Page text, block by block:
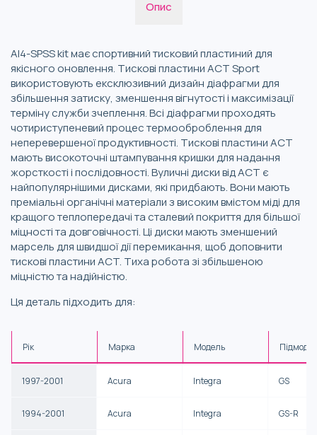
Опис
AI4-SPSS kit має спортивний тисковий пластиний для
якісного оновлення. Тискові пластини ACT Sport
використовують ексклюзивний дизайн діафрагми для
збільшення затиску, зменшення вігнутості і максимізації
терміну служби зчеплення. Всі діафрагми проходять
чотириступеневий процес термооброблення для
неперевершеної продуктивності. Тискові пластини ACT
мають високоточні штампування кришки для надання
жорсткості і послідовності. Вуличні диски від ACT є
найпопулярнішими дисками, які придбають. Вони мають
преміальні органічні матеріали з високим вмістом міді для
кращого теплопередачі та сталевий покриття для більшої
міцності та довговічності. Ці диски мають зменшений
марсель для швидшої дії перемикання, щоб доповнити
тискові пластини ACT. Тиха робота зі збільшеною
міцністю та надійністю.
Ця деталь підходить для:
Рік Марка Модель
1997-2001 Acura Integra GS
1994-2001 Acura Integra GS-R